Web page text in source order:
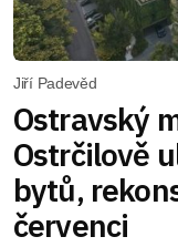
Jiří Padevěd
Ostravský
Ostrčilově
bytů,
červenci